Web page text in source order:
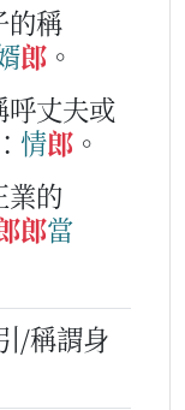
的稱
郎 。
呼丈夫或
情郎 。
業的
郎當
/稱謂身